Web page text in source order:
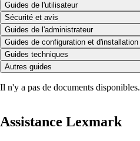
Guides de l'utilisateur
Sécurité et avis
Guides de l'administrateur
Guides de configuration et d'installation
Guides techniques
Autres guides
Il n'y a pas de documents disponibles.
Assistance Lexmark